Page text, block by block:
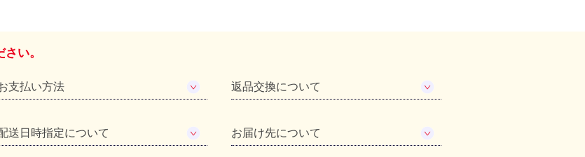
い。
支払い方法 返品交換について
送日時指定について お届け先について